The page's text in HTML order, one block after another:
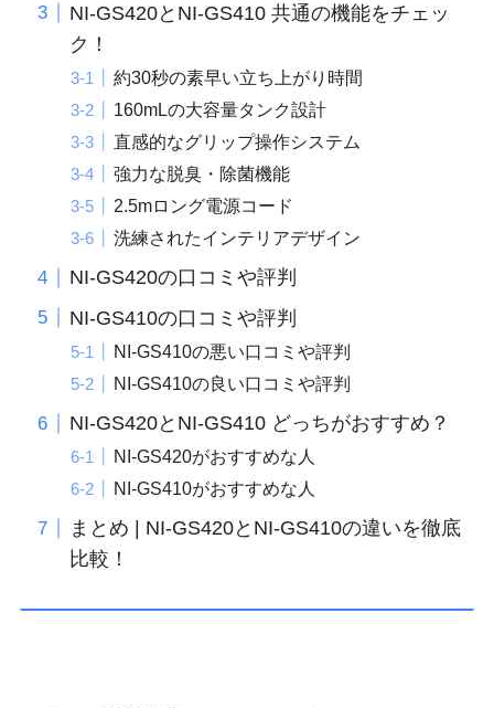
NI-GS420とNI-GS410 共通の機能をチェッ
ク！
約30秒の素早い立ち上がり時間
160mLの大容量タンク設計
直感的なグリップ操作システム
強力な脱臭・除菌機能
2.5mロング電源コード
洗練されたインテリアデザイン
NI-GS420の口コミや評判
NI-GS410の口コミや評判
NI-GS410の悪い口コミや評判
NI-GS410の良い口コミや評判
NI-GS420とNI-GS410 どっちがおすすめ？
NI-GS420がおすすめな人
NI-GS410がおすすめな人
まとめ | NI-GS420とNI-GS410の違いを徹底
比較！